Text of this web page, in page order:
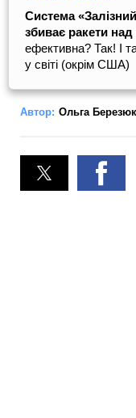
Система
збиває ракети над
ефективна? Так! І
у світі (окрім США)
Автор: Ольга Березюк